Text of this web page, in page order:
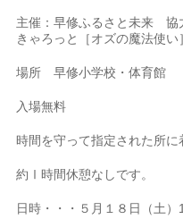
主催：早修ふるさと未来
きゃろっと［オズの魔法使い
場所 早修小学校・体育館
入場無料
時間を守って指定された所に
約Ⅰ時間休憩なしです。
日時・・・５月１８日（土